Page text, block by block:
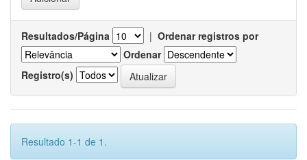
Resultados/Página | Ordenar registros por
Ordenar
Registro(s)
Resultado 1-1 de 1.